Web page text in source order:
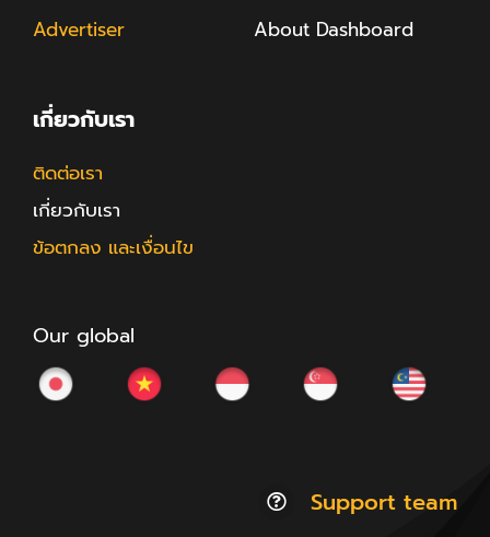
Advertiser
About Dashboard
เกี่ยวกับเรา
ติดต่อเรา
เกี่ยวกับเรา
ข้อตกลง และเงื่อนไข
Our global
Support team